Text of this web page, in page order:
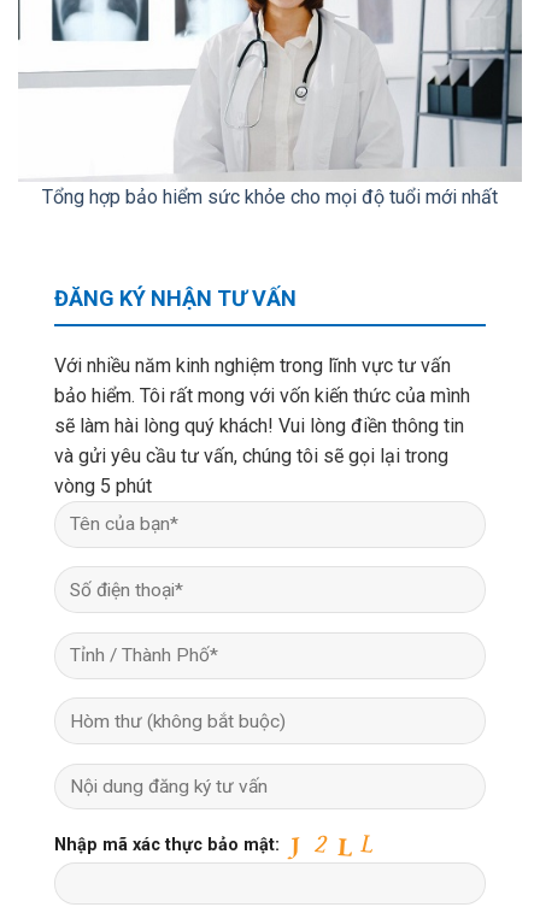
Tổng hợp bảo hiểm sức khỏe cho mọi độ tuổi mới nhất
ĐĂNG KÝ NHẬN TƯ VẤN
Với nhiều năm kinh nghiệm trong lĩnh vực tư vấn
bảo hiểm. Tôi rất mong với vốn kiến thức của mình
sẽ làm hài lòng quý khách! Vui lòng điền thông tin
và gửi yêu cầu tư vấn, chúng tôi sẽ gọi lại trong
vòng 5 phút
Nhập mã xác thực bảo mật: